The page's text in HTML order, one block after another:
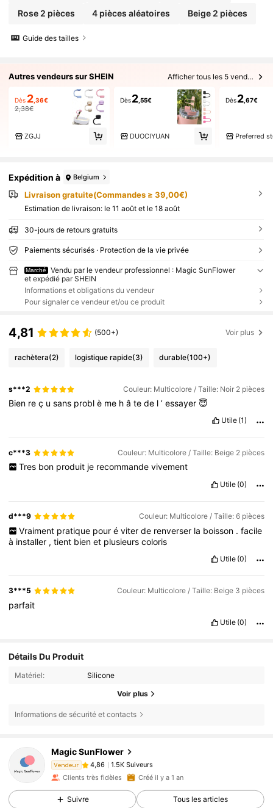
Rose 2 pièces 4 pièces aléatoires Beige 2 pièces
Guide des tailles
Autres vendeurs sur SHEIN Afficher tous les 5 vendeurs
Dès 2,36€
2,38€
ZGJJ
Dès2 ,55€
DUOCIYUAN
Dès 2 ,67€
Preferred
Expédition à Belgium
Livraison gratuite(Commandes ≥ 39,00€)
Estimation de livraison: le 11 août et le 18 août
30-jours de retours gratuits
Paiements sécurisés · Protection de la vie privée
Marché
Vendu par le vendeur professionnel : Magic SunFlower
et expédié par SHEIN
Informations et obligations du vendeur
Pour signaler ce vendeur et/ou ce produit
4,81 (500+) Voir plus
rachètera(2) logistique rapide(3) durable(100+)
s***2 Couleur: Multicolore / Taille: Noir 2 pièces
Bien reç usans problè me hâtede l’essayer 😇
Utile (1)
c***3 Couleur: Multicolore / Taille: Beige 2 pièces
Tres bon produit je recommande vivement
Utile (0)
d***9 Couleur: Multicolore / Taille: 6 pièces
Vraiment pratique pour é viter de renverser la boisson . facile
à installer ,tient bienet plusieurscoloris
Utile (0)
3***5 Couleur: Multicolore / Taille: Beige 3 pièces
parfait
Utile (0)
Détails Du Produit
Matériel: Silicone
Voir plus
Informations de sécurité et contacts
Magic SunFlower
Vendeur
4,86
1.5K Suiveurs
m***6est en train de naviguer
4,86
1.5K Suiveurs
Clients très fidèles Créé il y a 1 an
Suivre Tous les articles